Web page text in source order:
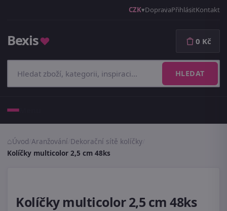
CZK DopravaPřihlásitKontakt
Bexis♥
HLEDAT
0 Kč
Úvod Aranžování Dekorační sítě kolíčky
Kolíčky multicolor 2,5 cm 48ks
Kolíčky multicolor 2,5 cm 48ks